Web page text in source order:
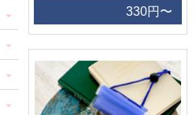
330円〜